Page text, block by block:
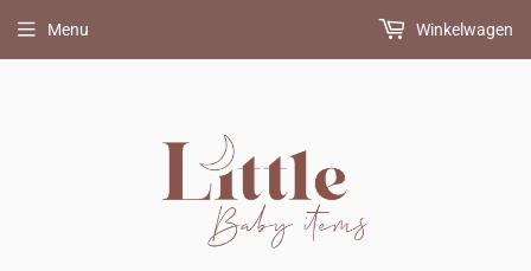
Menu Winkelwagen
speenkoord
erbij?